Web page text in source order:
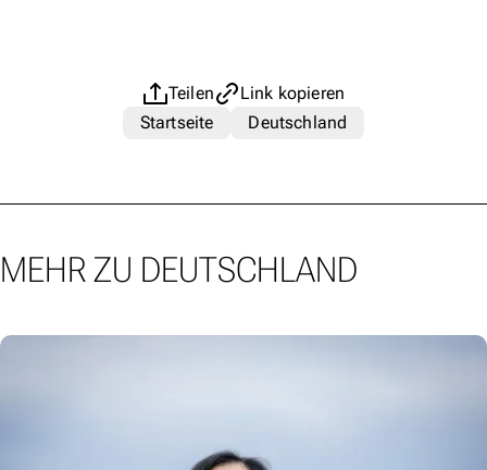
Teilen
Link kopieren
Startseite
Deutschland
MEHR ZU DEUTSCHLAND